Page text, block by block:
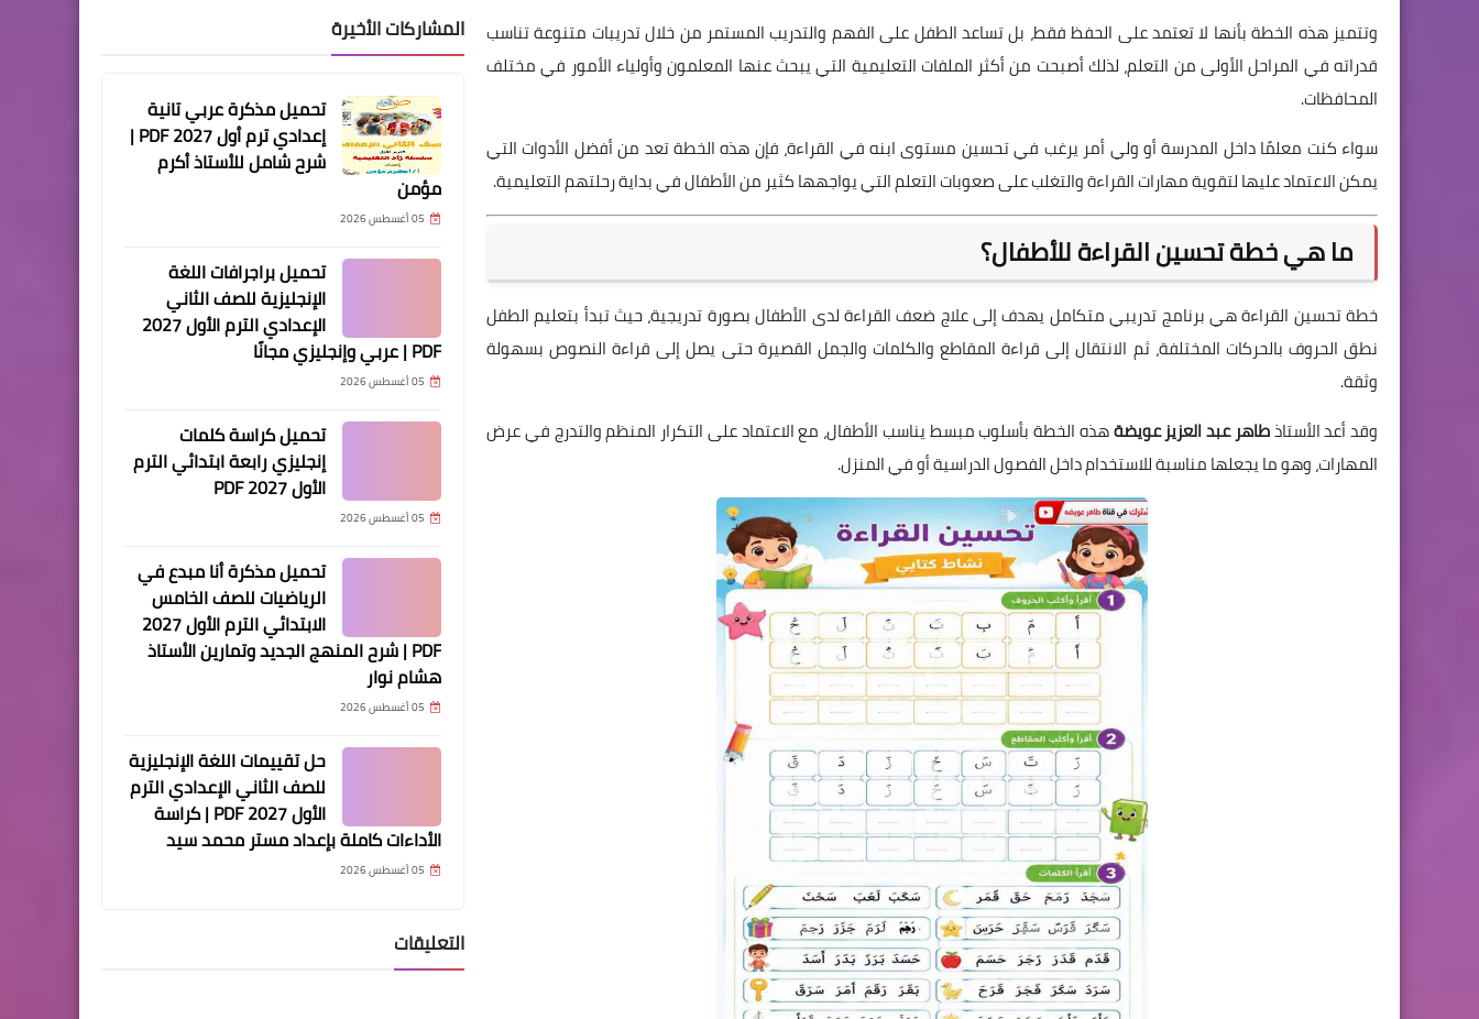
وتتميز هذه الخطة بأنها لا تعتمد على الحفظ فقط، بل تساعد الطفل على الفهم والتدريب المستمر من خلال تدريبات متنوعة تناسب
قدراته في المراحل الأولى من التعلم، لذلك أصبحت من أكثر الملفات التعليمية التي يبحث عنها المعلمون وأولياء الأمور في مختلف
المحافظات.
سواء كنت معلمًا داخل المدرسة أو ولي أمر يرغب في تحسين مستوى ابنه في القراءة، فإن هذه الخطة تعد من أفضل الأدوات التي
يمكن الاعتماد عليها لتقوية مهارات القراءة والتغلب على صعوبات التعلم التي يواجهها كثير من الأطفال في بداية رحلتهم التعليمية.
ما هي خطة تحسين القراءة للأطفال؟
خطة تحسين القراءة هي برنامج تدريبي متكامل يهدف إلى علاج ضعف القراءة لدى الأطفال بصورة تدريجية، حيث تبدأ بتعليم الطفل
نطق الحروف بالحركات المختلفة، ثم الانتقال إلى قراءة المقاطع والكلمات والجمل القصيرة حتى يصل إلى قراءة النصوص بسهولة
وثقة.
وقد أعد الأستاذطاهر عبد العزيز عويضةهذه الخطة بأسلوب مبسط يناسب الأطفال، مع الاعتماد على التكرار المنظم والتدرج في عرض
المهارات، وهو ما يجعلها مناسبة للاستخدام داخل الفصول الدراسية أو في المنزل.
المشاركات الأخيرة
تحميل مذكرة عربي تانية
إعدادي ترم أول 2027 PDF |
شرح شامل للأستاذ أكرم
مؤمن
05 أغسطس 2026
تحميل براجرافات اللغة
الإنجليزية للصف الثاني
الإعدادي الترم الأول 2027
PDF | عربي وإنجليزي مجانًا
05 أغسطس 2026
تحميل كراسة كلمات
إنجليزي رابعة ابتدائي الترم
الأول 2027 PDF
05 أغسطس 2026
تحميل مذكرة أنا مبدع في
الرياضيات للصف الخامس
الابتدائي الترم الأول 2027
PDF | شرح المنهج الجديد وتمارين الأستاذ
هشام نوار
05 أغسطس 2026
حل تقييمات اللغة الإنجليزية
للصف الثاني الإعدادي الترم
الأول 2027 PDF | كراسة
الأداءات كاملة بإعداد مستر محمد سيد
05 أغسطس 2026
التعليقات